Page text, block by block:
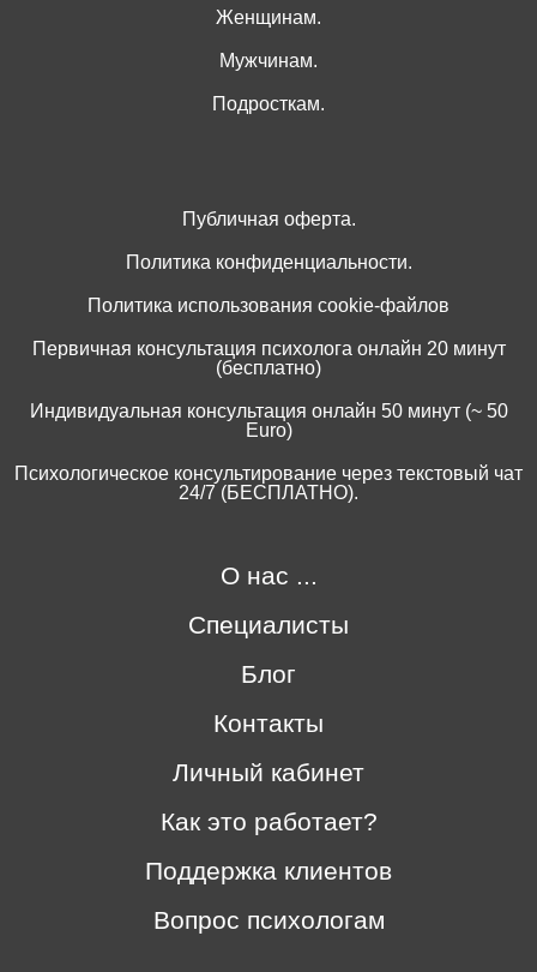
Женщинам.
Мужчинам.
Подросткам.
Публичная оферта.
Политика конфиденциальности.
Политика использования cookie-файлов
Первичная консультация психолога онлайн 20 минут
(бесплатно)
Индивидуальная консультация онлайн 50 минут (~ 50
Euro)
Психологическое консультирование через текстовый чат
24/7 (БЕСПЛАТНО).
О нас ...
Специалисты
Блог
Контакты
Личный кабинет
Как это работает?
Поддержка клиентов
Вопрос психологам